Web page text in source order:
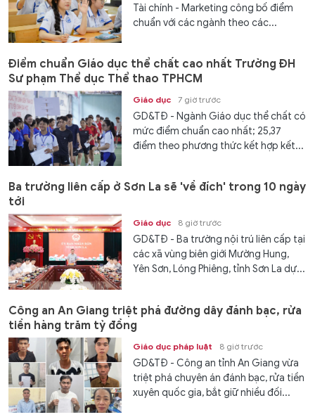
Tài chính - Marketing công bố điểm
chuẩn với các ngành theo các...
Điểm chuẩn Giáo dục thể chất cao nhất Trường ĐH
Sư phạm Thể dục Thể thao TPHCM
Giáo dục 7 giờ trước
GD&TĐ - Ngành Giáo dục thể chất có
mức điểm chuẩn cao nhất; 25,37
điểm theo phương thức kết hợp kết...
Ba trường liên cấp ở Sơn La sẽ 'về đích' trong 10 ngày
tới
Giáo dục 8 giờ trước
GD&TĐ - Ba trường nội trú liên cấp tại
các xã vùng biên giới Mường Hung,
Yên Sơn, Lóng Phiêng, tỉnh Sơn La dự...
Công an An Giang triệt phá đường dây đánh bạc, rửa
tiền hàng trăm tỷ đồng
Giáo dục pháp luật 8 giờ trước
GD&TĐ - Công an tỉnh An Giang vừa
triệt phá chuyên án đánh bạc, rửa tiền
xuyên quốc gia, bắt giữ nhiều đối...